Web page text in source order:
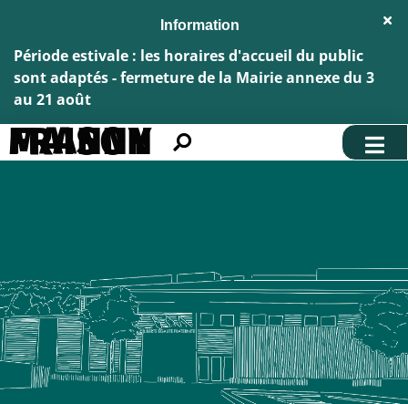
Aller à la recherche
Période estivale : les horaires d'accueil du public
sont adaptés - fermeture de la Mairie annexe du 3
au 21 août
MAISON FRANNY
le